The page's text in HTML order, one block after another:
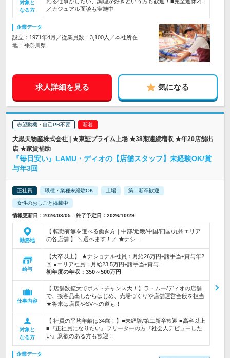
対象と
なる方
／カジュアル面談も実施中
企業データ
設立：1971年4月／従業員数：3,100人／本社所在
地：神奈川県
求人詳細を見る 気になる
志望動機・自己PR不要
大黒天物産株式会社 | ★東証プライム上場 ★38期連続増収 ★年20店舗出
店 ★家賃補助
『毎日安い』LAMU・ディオの【店舗スタッフ】未経験OK/賞
与年3回
正社員 職種・業種未経験OK 上場 第二新卒歓迎
女性のおしごと掲載中
情報更新日：2026/08/05 終了予定日：2026/10/29
勤務地
【 転勤有無を選べる働き方｜中部/近畿/中国/四国/九州エリア
の各店舗 】 ＼選べます！／ ★ナシ…
給与
【大卒以上】 ★ナショナル社員：月給26万円+諸手当+賞与年2
回 ●エリア社員：月給23.5万円+諸手当+賞与…
初年度の年収： 350～500万円
仕事内容
【 店舗数拡大でポストチャンス大！】ラ・ムー/ディオの店舗
で、接客品出しからはじめ、売場づくりや店舗運営全般を担当
★将来は店長やSVへの道も！
対象と
なる方
【 社員の平均年齢は34歳！】■未経験/第二新卒歓迎 ■高卒以上
■『正社員になりたい』フリーターの方『社会人デビューした
い』意欲のある方も歓迎！
企業データ